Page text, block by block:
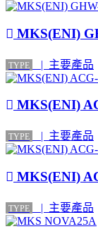
MKS(ENI)
TYPE | 主要產品
MKS(ENI)
TYPE | 主要產品
MKS(ENI)
TYPE | 主要產品